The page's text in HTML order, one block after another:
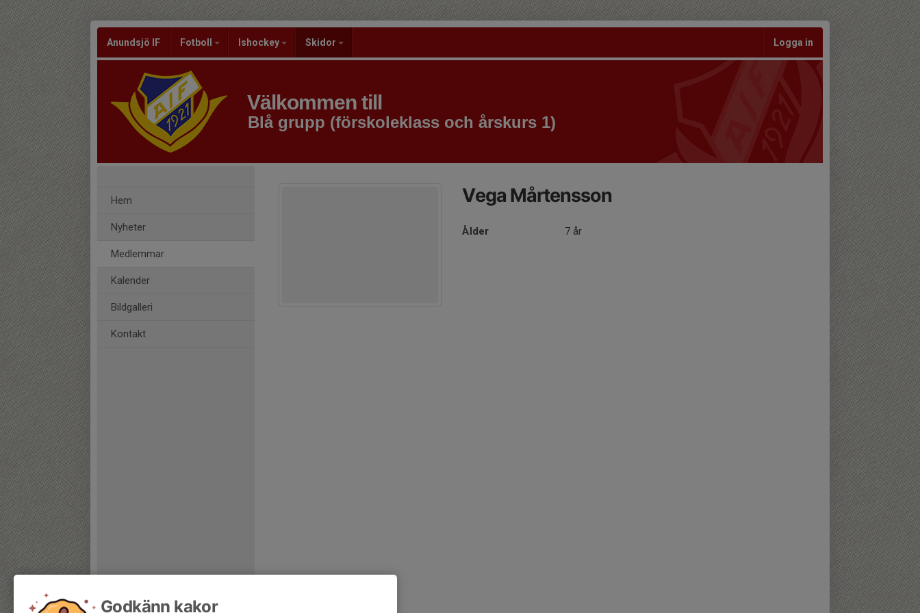
Anundsjö IF Fotboll Ishockey Skidor Logga in
Välkommen till
Blå grupp (förskoleklass och årskurs 1)
Hem
Nyheter
Medlemmar
Kalender
Bildgalleri
Kontakt
Vega Mårtensson
Ålder 7 år
Godkänn kakor